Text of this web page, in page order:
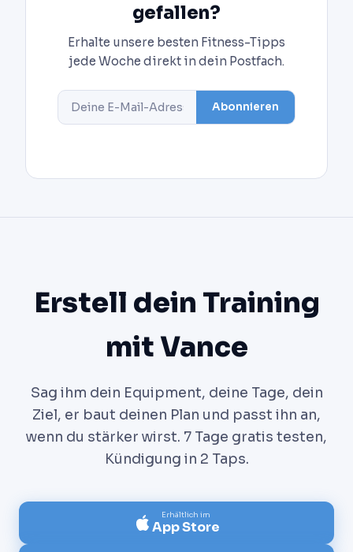
gefallen?
Erhalte unsere besten Fitness-Tipps
jede Woche direkt in dein Postfach.
Abonnieren
Erstell dein Training
mit Vance
Sag ihm dein Equipment, deine Tage, dein
Ziel, er baut deinen Plan und passt ihn an,
wenn du stärker wirst. 7 Tage gratis testen,
Kündigung in 2 Taps.
Erhältlich im
App Store